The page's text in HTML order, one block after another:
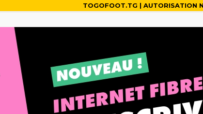
TOGOFOOT.TG | AUTORISATION